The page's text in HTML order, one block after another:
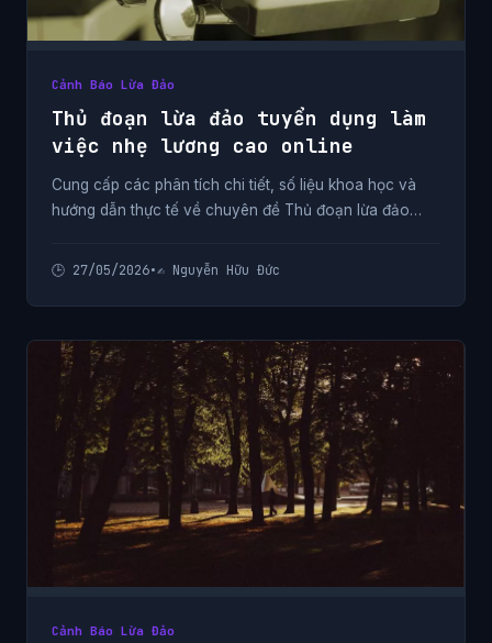
Cảnh Báo Lừa Đảo
Thủ đoạn lừa đảo tuyển dụng làm
việc nhẹ lương cao online
Cung cấp các phân tích chi tiết, số liệu khoa học và
hướng dẫn thực tế về chuyên đề Thủ đoạn lừa đảo
gia.
🕒 27/05/2026•✍️ Nguyễn Hữu Đức
Cảnh Báo Lừa Đảo